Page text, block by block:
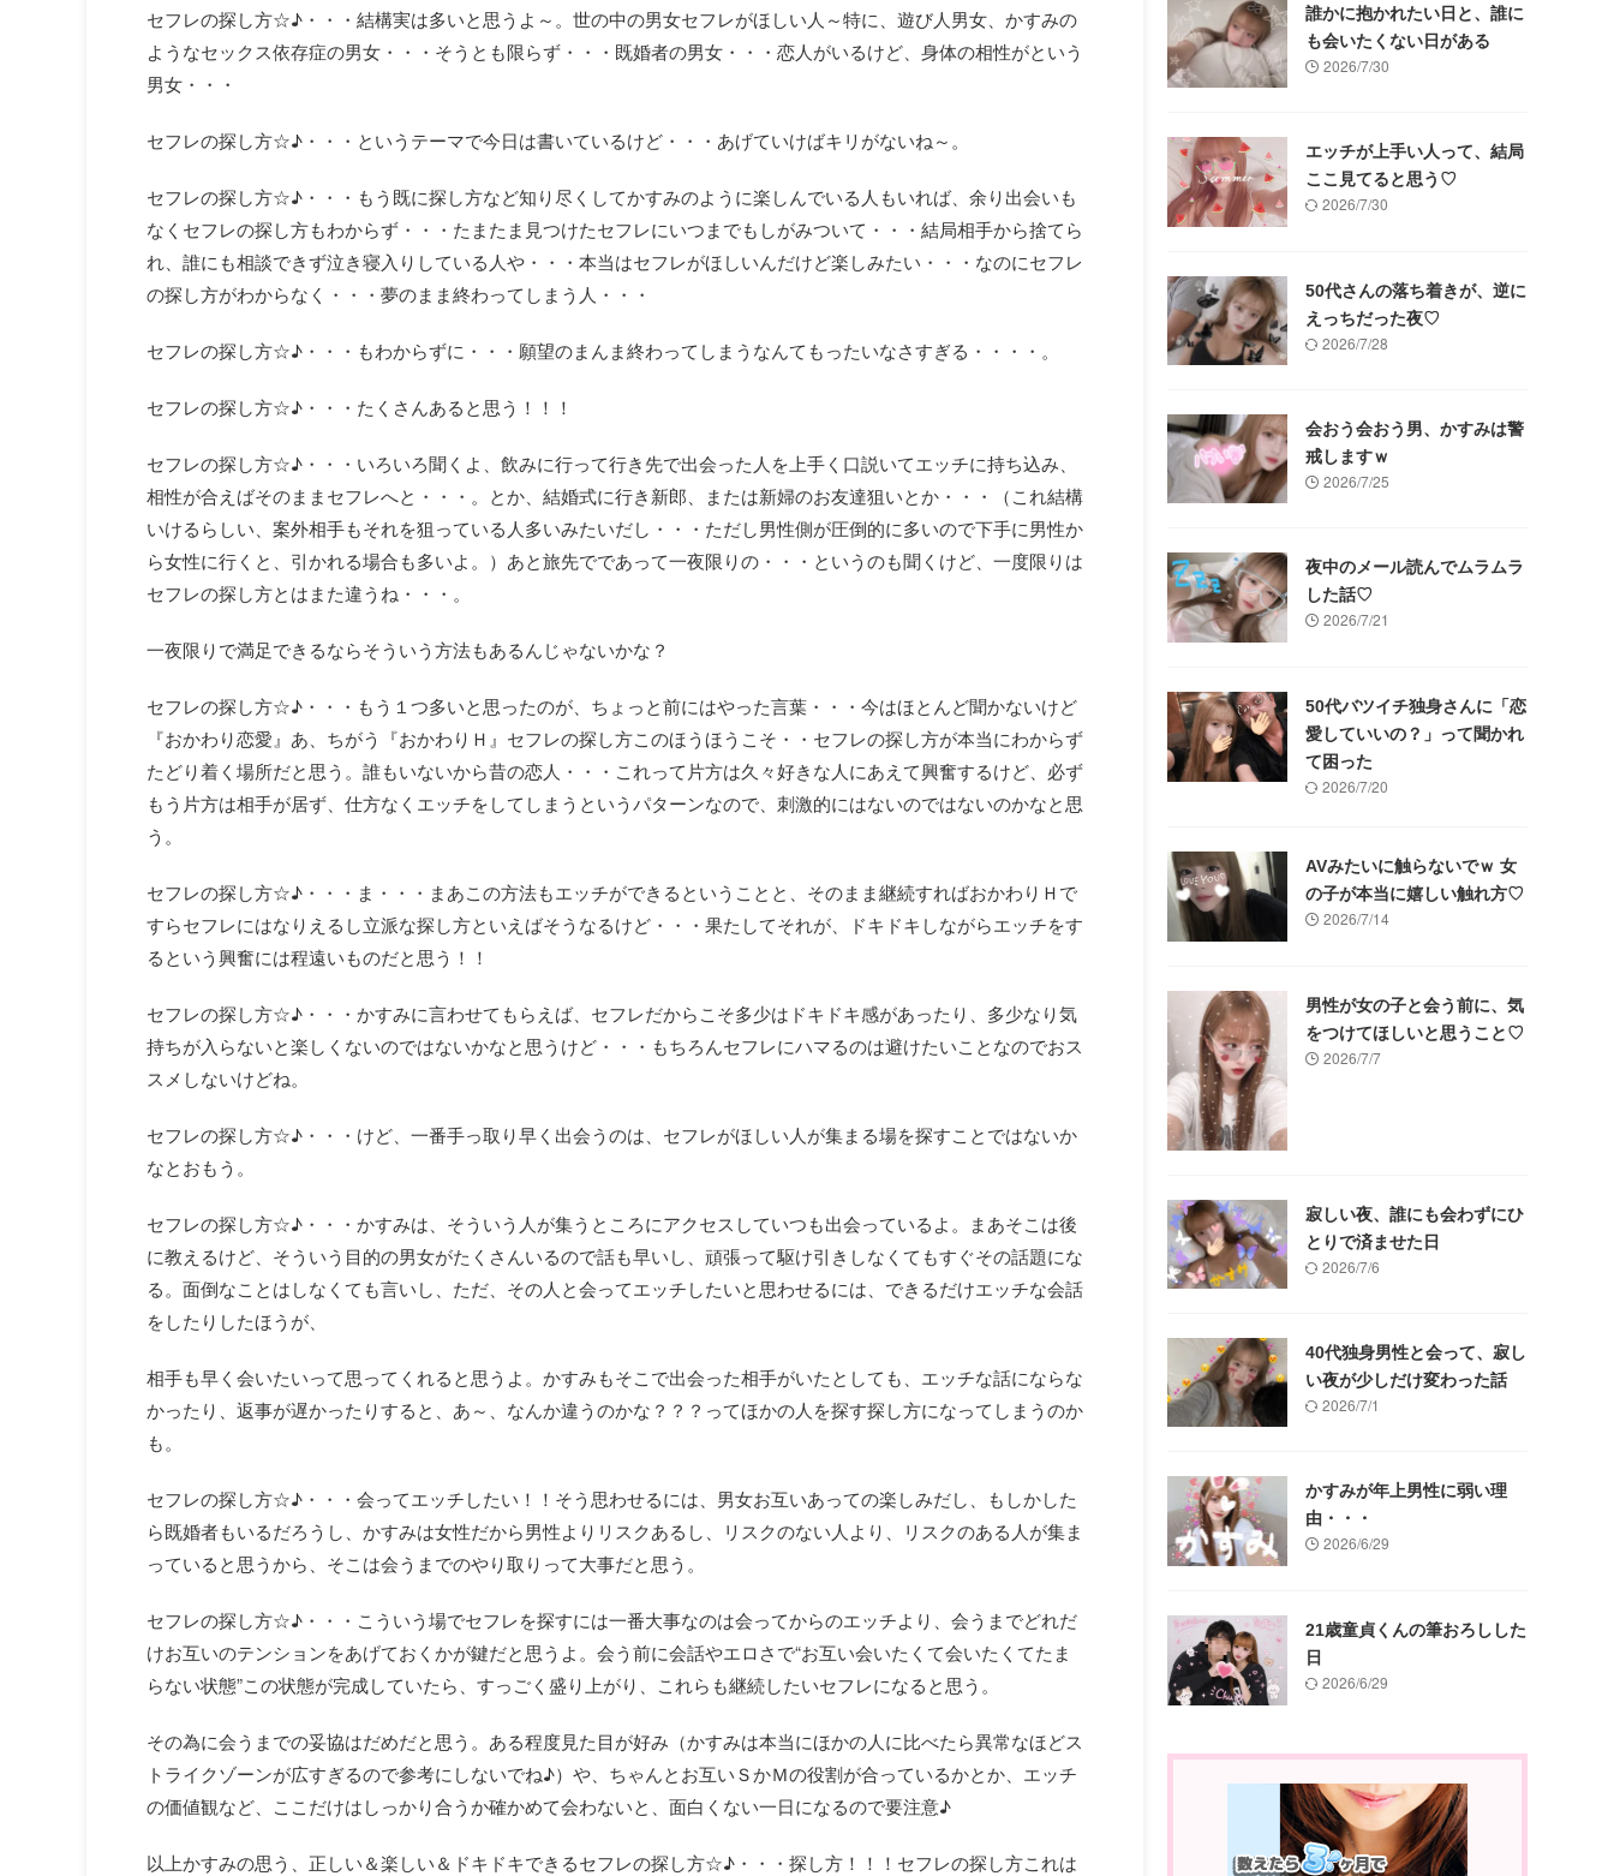
セフレの探し方☆♪・・・結構実は多いと思うよ～。世の中の男女セフレがほしい人～特に、遊び人男女、かすみの
ようなセックス依存症の男女・・・そうとも限らず・・・既婚者の男女・・・恋人がいるけど、身体の相性がという
男女・・・
セフレの探し方☆♪・・・というテーマで今日は書いているけど・・・あげていけばキリがないね～。
セフレの探し方☆♪・・・もう既に探し方など知り尽くしてかすみのように楽しんでいる人もいれば、余り出会いも
なくセフレの探し方もわからず・・・たまたま見つけたセフレにいつまでもしがみついて・・・結局相手から捨てら
れ、誰にも相談できず泣き寝入りしている人や・・・本当はセフレがほしいんだけど楽しみたい・・・なのにセフレ
の探し方がわからなく・・・夢のまま終わってしまう人・・・
セフレの探し方☆♪・・・もわからずに・・・願望のまんま終わってしまうなんてもったいなさすぎる・・・・。
セフレの探し方☆♪・・・たくさんあると思う！！！
セフレの探し方☆♪・・・いろいろ聞くよ、飲みに行って行き先で出会った人を上手く口説いてエッチに持ち込み、
相性が合えばそのままセフレへと・・・。とか、結婚式に行き新郎、または新婦のお友達狙いとか・・・（これ結構
いけるらしい、案外相手もそれを狙っている人多いみたいだし・・・ただし男性側が圧倒的に多いので下手に男性か
ら女性に行くと、引かれる場合も多いよ。）あと旅先でであって一夜限りの・・・というのも聞くけど、一度限りは
セフレの探し方とはまた違うね・・・。
一夜限りで満足できるならそういう方法もあるんじゃないかな？
セフレの探し方☆♪・・・もう１つ多いと思ったのが、ちょっと前にはやった言葉・・・今はほとんど聞かないけど
『おかわり恋愛』あ、ちがう『おかわりＨ』セフレの探し方このほうほうこそ・・セフレの探し方が本当にわからず
たどり着く場所だと思う。誰もいないから昔の恋人・・・これって片方は久々好きな人にあえて興奮するけど、必ず
もう片方は相手が居ず、仕方なくエッチをしてしまうというパターンなので、刺激的にはないのではないのかなと思
う。
セフレの探し方☆♪・・・ま・・・まあこの方法もエッチができるということと、そのまま継続すればおかわりＨで
すらセフレにはなりえるし立派な探し方といえばそうなるけど・・・果たしてそれが、ドキドキしながらエッチをす
るという興奮には程遠いものだと思う！！
セフレの探し方☆♪・・・かすみに言わせてもらえば、セフレだからこそ多少はドキドキ感があったり、多少なり気
持ちが入らないと楽しくないのではないかなと思うけど・・・もちろんセフレにハマるのは避けたいことなのでおス
スメしないけどね。
セフレの探し方☆♪・・・けど、一番手っ取り早く出会うのは、セフレがほしい人が集まる場を探すことではないか
なとおもう。
セフレの探し方☆♪・・・かすみは、そういう人が集うところにアクセスしていつも出会っているよ。まあそこは後
に教えるけど、そういう目的の男女がたくさんいるので話も早いし、頑張って駆け引きしなくてもすぐその話題にな
る。面倒なことはしなくても言いし、ただ、その人と会ってエッチしたいと思わせるには、できるだけエッチな会話
をしたりしたほうが、
相手も早く会いたいって思ってくれると思うよ。かすみもそこで出会った相手がいたとしても、エッチな話にならな
かったり、返事が遅かったりすると、あ～、なんか違うのかな？？？ってほかの人を探す探し方になってしまうのか
も。
セフレの探し方☆♪・・・会ってエッチしたい！！そう思わせるには、男女お互いあっての楽しみだし、もしかした
ら既婚者もいるだろうし、かすみは女性だから男性よりリスクあるし、リスクのない人より、リスクのある人が集ま
っていると思うから、そこは会うまでのやり取りって大事だと思う。
セフレの探し方☆♪・・・こういう場でセフレを探すには一番大事なのは会ってからのエッチより、会うまでどれだ
けお互いのテンションをあげておくかが鍵だと思うよ。会う前に会話やエロさで“お互い会いたくて会いたくてたま
らない状態”この状態が完成していたら、すっごく盛り上がり、これらも継続したいセフレになると思う。
その為に会うまでの妥協はだめだと思う。ある程度見た目が好み（かすみは本当にほかの人に比べたら異常なほどス
トライクゾーンが広すぎるので参考にしないでね♪）や、ちゃんとお互いＳかＭの役割が合っているかとか、エッチ
の価値観など、ここだけはしっかり合うか確かめて会わないと、面白くない一日になるので要注意♪
以上かすみの思う、正しい＆楽しい＆ドキドキできるセフレの探し方☆♪・・・探し方！！！セフレの探し方これは
誰かに抱かれたい日と、誰に
も会いたくない日がある
2026/7/30
エッチが上手い人って、結局
ここ見てると思う♡
2026/7/30
50代さんの落ち着きが、逆に
えっちだった夜♡
2026/7/28
会おう会おう男、かすみは警
戒しますｗ
2026/7/25
夜中のメール読んでムラムラ
した話♡
2026/7/21
50代バツイチ独身さんに「恋
愛していいの？」って聞かれ
て困った
2026/7/20
AVみたいに触らないでｗ 女
の子が本当に嬉しい触れ方♡
2026/7/14
男性が女の子と会う前に、気
をつけてほしいと思うこと♡
2026/7/7
寂しい夜、誰にも会わずにひ
とりで済ませた日
2026/7/6
40代独身男性と会って、寂し
い夜が少しだけ変わった話
2026/7/1
かすみが年上男性に弱い理
由・・・
2026/6/29
21歳童貞くんの筆おろしした
日
2026/6/29